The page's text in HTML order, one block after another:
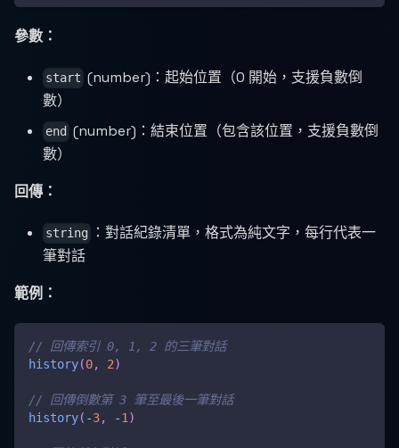
參數：
start (number)：起始位置（0 開始，支援負數倒
數）
end (number)：結束位置（包含該位置，支援負數倒
數）
回傳：
string
：對話紀錄清單，格式為純文字，每行代表一
筆對話
範例：
// 回傳索引 0, 1, 2 的三筆對話
history(0, 2)
// 回傳倒數第 3 筆至最後一筆對話
history( -3, -1 )